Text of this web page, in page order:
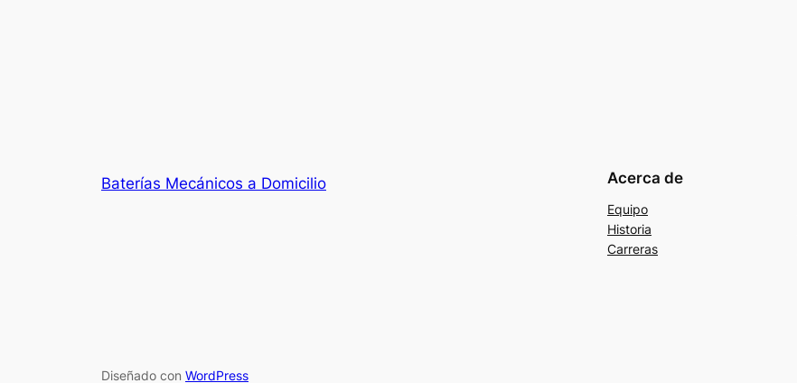
Baterías Mecánicos a Domicilio Acerca de
Equipo
Historia
Carreras
Diseñado con WordPress